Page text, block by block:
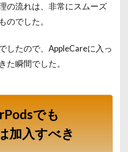
の流れは、非常にスムーズ
のでした。
したので、AppleCareに入っ
た瞬間でした。
でも
加入すべき